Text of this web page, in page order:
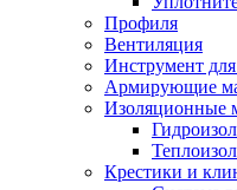
Профиля
Вентиляция
Инструмент
Армирующие
Изоляционные
Крестики и